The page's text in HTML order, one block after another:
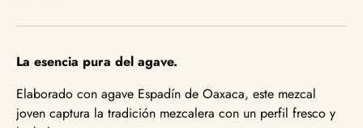
La esencia pura del agave.
Elaborado con agave Espadín de Oaxaca, este mezcal
joven captura la tradición mezcalera con un perfil fresco y